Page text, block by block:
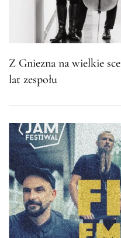
Z Gniezna na wielkie
lat zespołu